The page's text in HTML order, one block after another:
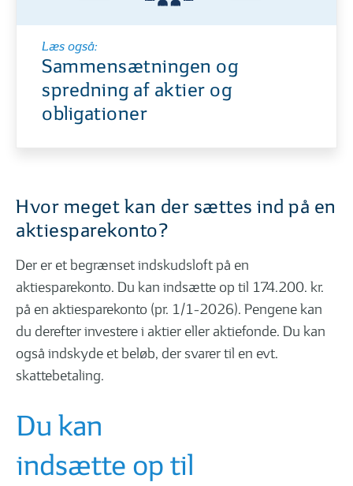
Læs også:
Sammensætningen og
spredning af aktier og
obligationer
Hvor meget kan der sættes ind på en
aktiesparekonto?
Der er et begrænset indskudsloft på en
aktiesparekonto. Du kan indsætte op til 174.200. kr.
på en aktiesparekonto (pr. 1/1-2026). Pengene kan
du derefter investere i aktier eller aktiefonde. Du kan
også indskyde et beløb, der svarer til en evt.
skattebetaling.
Du kan
indsætte op til